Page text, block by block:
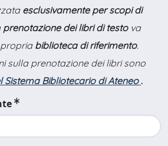
esclusivamente per scopi di
prenotazione dei libri di testova
biblioteca di riferimento.
sulla prenotazione dei libri sono
Sistema Bibliotecario di Ateneo .